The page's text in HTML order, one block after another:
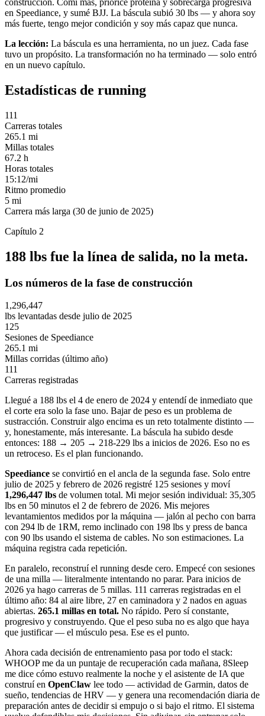
en Speediance, y sumé BJJ. La báscula subió 30 lbs — y ahora soy
más fuerte, tengo mejor condición y soy más capaz que nunca.
La lección: La báscula es una herramienta, no un juez. Cada fase
tuvo un propósito. La transformación no ha terminado — solo entró
en un nuevo capítulo.
Estadísticas de running
111
Carreras totales
265.1 mi
Millas totales
67.2 h
Horas totales
15:12/mi
Ritmo promedio
5 mi
Carrera más larga (30 de junio de 2025)
Capítulo 2
188 lbs fue la línea de salida, no la meta.
Los números de la fase de construcción
1,296,447
lbs levantadas desde julio de 2025
125
Sesiones de Speediance
265.1 mi
Millas corridas (último año)
111
Carreras registradas
Llegué a 188 lbs el 4 de enero de 2024 y entendí de inmediato que
el corte era solo la fase uno. Bajar de peso es un problema de
sustracción. Construir algo encima es un reto totalmente distinto —
y, honestamente, más interesante. La báscula ha subido desde
entonces: 188 → 205 → 218-229 lbs a inicios de 2026. Eso no es
un retroceso. Es el plan funcionando.
Speediance se convirtió en el ancla de la segunda fase. Solo entre
julio de 2025 y febrero de 2026 registré 125 sesiones y moví
1,296,447 lbs de volumen total. Mi mejor sesión individual: 35,305
lbs en 50 minutos el 2 de febrero de 2026. Mis mejores
levantamientos medidos por la máquina — jalón al pecho con barra
con 294 lb de 1RM, remo inclinado con 198 lbs y press de banca
con 90 lbs usando el sistema de cables. No son estimaciones. La
máquina registra cada repetición.
En paralelo, reconstruí el running desde cero. Empecé con sesiones
de una milla — literalmente intentando no parar. Para inicios de
2026 ya hago carreras de 5 millas. 111 carreras registradas en el
último año: 84 al aire libre, 27 en caminadora y 2 nados en aguas
abiertas. 265.1 millas en total. No rápido. Pero sí constante,
progresivo y construyendo. Que el peso suba no es algo que haya
que justificar — el músculo pesa. Ese es el punto.
Ahora cada decisión de entrenamiento pasa por todo el stack:
WHOOP me da un puntaje de recuperación cada mañana, 8Sleep
me dice cómo estuvo realmente la noche y el asistente de IA que
construí en OpenClaw lee todo — actividad de Garmin, datos de
sueño, tendencias de HRV — y genera una recomendación diaria de
preparación antes de decidir si empujo o si bajo el ritmo. El sistema